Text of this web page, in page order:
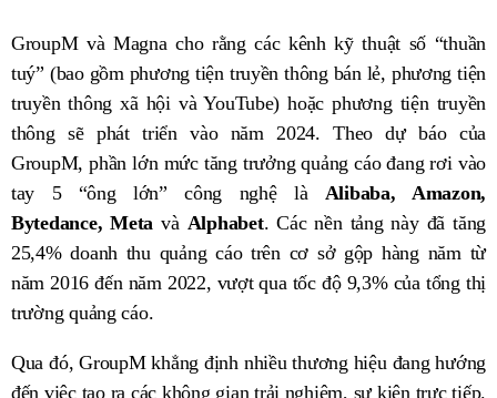
GroupM và Magna cho rằng các kênh kỹ thuật số “thuần
tuý” (bao gồm phương tiện truyền thông bán lẻ, phương tiện
truyền thông xã hội và YouTube) hoặc phương tiện truyền
thông sẽ phát triển vào năm 2024. Theo dự báo của
GroupM, phần lớn mức tăng trưởng quảng cáo đang rơi vào
tay 5 “ông lớn” công nghệ là Alibaba, Amazon,
Bytedance, Meta và Alphabet. Các nền tảng này đã tăng
25,4% doanh thu quảng cáo trên cơ sở gộp hàng năm từ
năm 2016 đến năm 2022, vượt qua tốc độ 9,3% của tổng thị
trường quảng cáo.
Qua đó, GroupM khẳng định nhiều thương hiệu đang hướng
đến việc tạo ra các không gian trải nghiệm, sự kiện trực tiếp.